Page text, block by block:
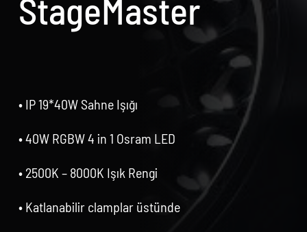
İletişime Geç
StageMaster
• IP 19*40W Sahne Işığı
• 40W RGBW 4 in 1 Osram LED
• 2500K – 8000K Işık Rengi
• Katlanabilir clamplar üstünde